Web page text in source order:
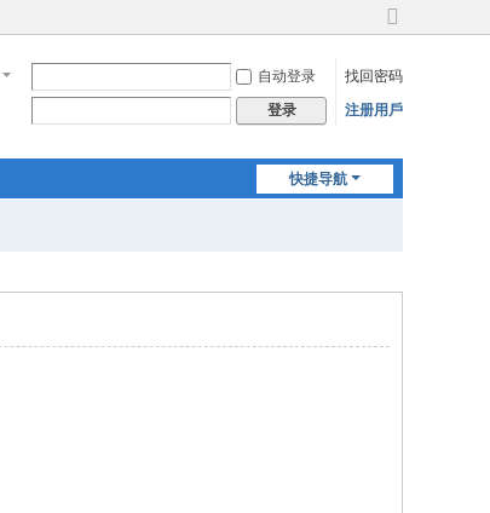
切
到
宽
自动登录
找回密码
登录 注册用戶
快捷导航